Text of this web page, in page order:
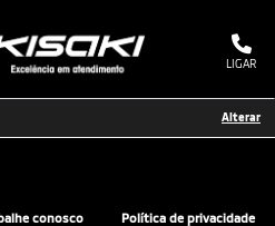
LIGAR
Alterar
conosco Política de privacidade